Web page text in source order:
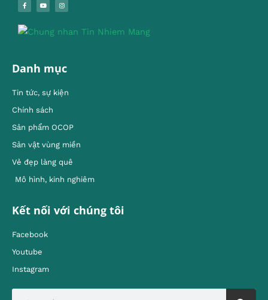
Danh mục
Tin tức, sự kiện
Chính sách
Sản phẩm OCOP
Sản vật vùng miền
Vẻ đẹp làng quê
Mô hình, kinh nghiêm
Kết nối với chúng tôi
Facebook
Youtube
Instagram